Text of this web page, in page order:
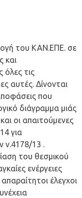
του ΚΑΝ.ΕΠΕ. σε
και
τις
αυτές. Δίνονται
που
διάγραμμα μιάς
οι απαιτούμενες
για
ν.4178/13 .
του θεσμικού
ενέργειες
έλεγχοι